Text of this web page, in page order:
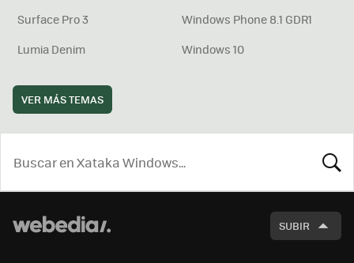
Surface Pro 3
Windows Phone 8.1 GDR1
Lumia Denim
Windows 10
VER MÁS TEMAS
SUBIR